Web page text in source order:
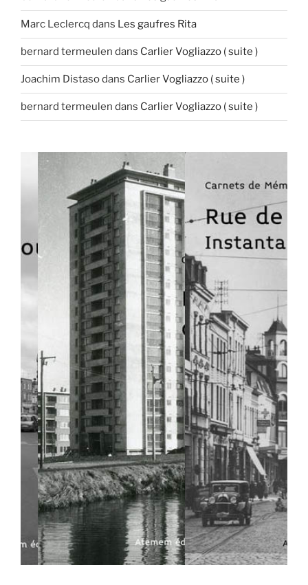
Marc Leclercq dans Les gaufres Rita
bernard termeulen dans Carlier Vogliazzo ( suite )
Joachim Distasodans Carlier Vogliazzo ( suite )
bernard termeulen dans Carlier Vogliazzo ( suite )